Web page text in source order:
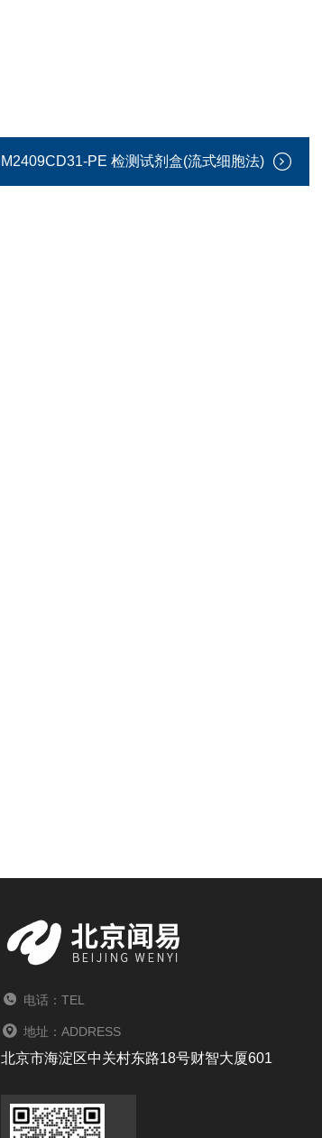
IM2409CD31-PE 检测试剂盒(流式细胞法)
电话：TEL
地址：ADDRESS
北京市海淀区中关村东路18号财智大厦601